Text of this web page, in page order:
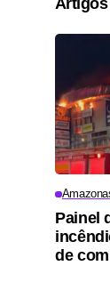
Painel
de